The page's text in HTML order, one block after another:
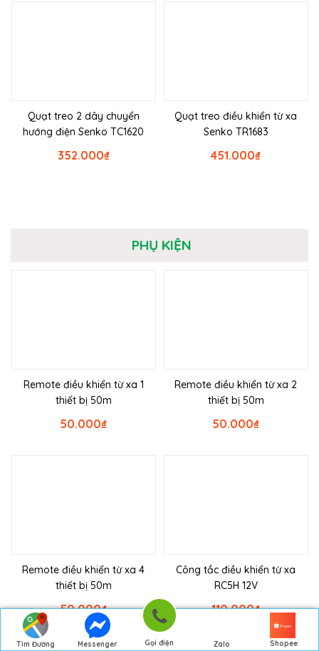
Tìm Đường
Messenger Gọi điện Zalo Shopee
Quạt treo 2 dây chuyển
hướng điện Senko TC1620
₫
352.000
Quạt treo điều khiển từ xa
Senko TR1683
₫
451.000
PHỤ KIỆN
Remote điều khiển từ xa 1
thiết bị 50m
₫
50.000
Remote điều khiển từ xa 2
thiết bị 50m
₫
50.000
Remote điều khiển từ xa 4
thiết bị 50m
₫
50.000
Công tắc điều khiển từ xa
RC5H 12V
₫
110.000